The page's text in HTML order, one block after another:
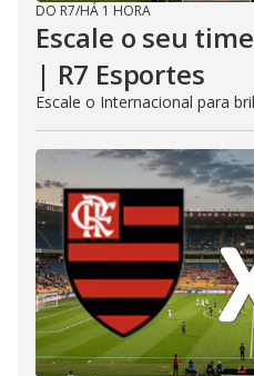
DO R7/HÁ 1 HORA
Escale o seu
| R7 Esportes
Escale o Internacional para